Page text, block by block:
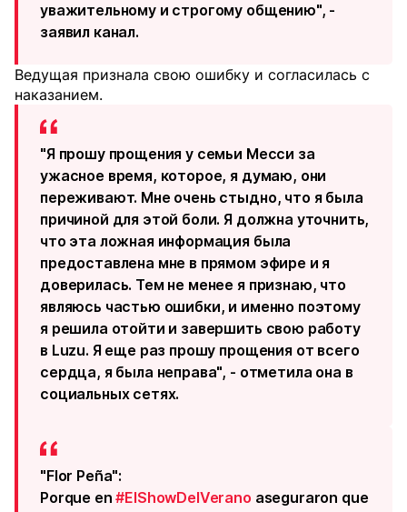
уважительному и строгому общению", -
заявил канал.
Ведущая признала свою ошибку и согласилась с
наказанием.
"Я прошу прощения у семьи Месси за
ужасное время, которое, я думаю, они
переживают. Мне очень стыдно, что я была
причиной для этой боли. Я должна уточнить,
что эта ложная информация была
предоставлена мне в прямом эфире и я
доверилась. Тем не менее я признаю, что
являюсь частью ошибки, и именно поэтому
я решила отойти и завершить свою работу
в Luzu. Я еще раз прошу прощения от всего
сердца, я была неправа", - отметила она в
социальных сетях.
"Flor Peña":
Porque en#ElShowDelVerano aseguraron que